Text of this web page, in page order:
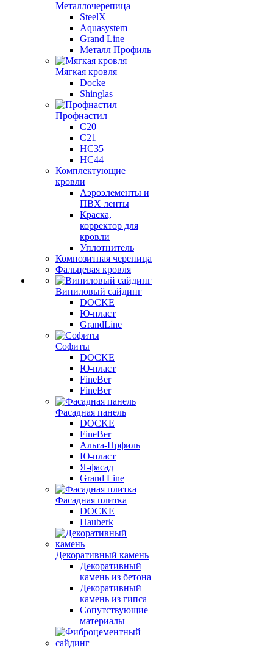
Металлочерепица
SteelX
Aquasystem
Grand Line
Металл Профиль
Мягкая кровля
Docke
Shinglas
Профнастил
C20
C21
НС35
НС44
Комплектующие
кровли
Аэроэлементы и
ПВХ ленты
Краска,
корректор для
кровли
Уплотнитель
Композитная черепица
Фальцевая кровля
Виниловый сайдинг
DOCKE
Ю-пласт
GrandLine
Софиты
DOCKE
Ю-пласт
FineBer
FineBer
Фасадная панель
DOCKE
FineBer
Альта-Прфиль
Ю-пласт
Я-фасад
Grand Line
Фасадная плитка
DOCKE
Hauberk
Декоративный камень
Декоративный
камень из бетона
Декоративный
камень из гипса
Сопутствующие
материалы